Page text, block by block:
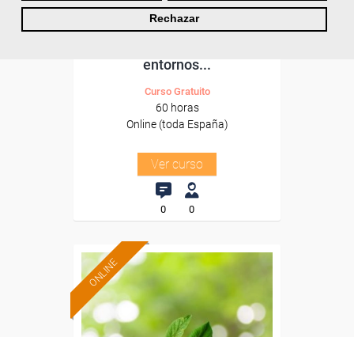
Rechazar
Creación y dinamización de
entornos...
Curso Gratuito
60 horas
Online (toda España)
Ver curso
0 0
ONLINE
Formación 100%
subvencionada.